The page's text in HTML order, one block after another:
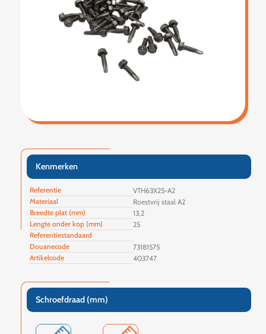
Kenmerken
Referentie
VTH63X25-A2
Materiaal
Roestvrij staal A2
Breedte plat (mm)
13,2
Lengte onder kop (mm)
25
Referentiestandaard
Douanecode
73181575
Artikelcode
403747
Schroefdraad (mm)